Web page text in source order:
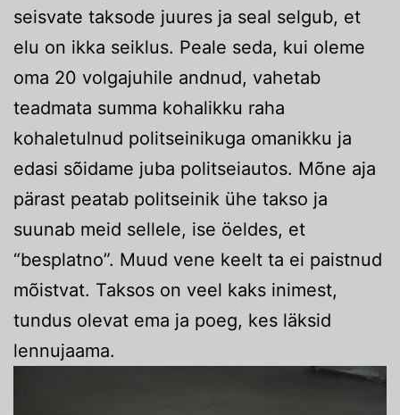
seisvate taksode juures ja seal selgub, et
elu on ikka seiklus. Peale seda, kui oleme
oma 20 volgajuhile andnud, vahetab
teadmata summa kohalikku raha
kohaletulnud politseinikuga omanikku ja
edasi sõidame juba politseiautos. Mõne aja
pärast peatab politseinik ühe takso ja
suunab meid sellele, ise öeldes, et
“besplatno”. Muud vene keelt ta ei paistnud
mõistvat. Taksos on veel kaks inimest,
tundus olevat ema ja poeg, kes läksid
lennujaama.